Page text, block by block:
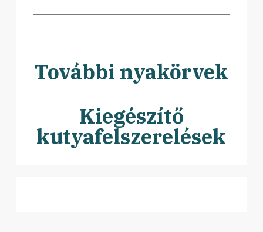
További nyakörvek
Kiegészítő
kutyafelszerelések